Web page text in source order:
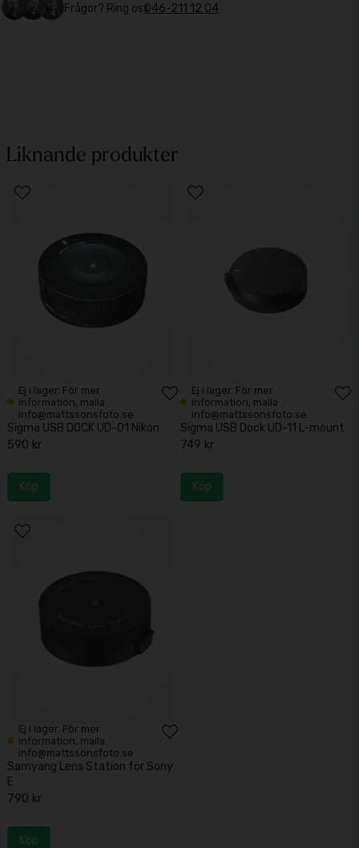
Frågor? Ring oss046-211 12 04
Liknande produkter
Ej i lager. För mer
information, maila
info@mattssonsfoto.se
Sigma USB DOCK UD-01 Nikon
590 kr
Köp
Ej i lager. För mer
information, maila
info@mattssonsfoto.se
Sigma USB Dock UD-11 L-mount
749 kr
Köp
Ej i lager. För mer
information, maila
info@mattssonsfoto.se
Samyang Lens Station för Sony
E
790 kr
Köp